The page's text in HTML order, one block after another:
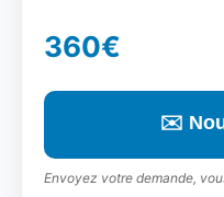
360€
✉️
Envoyez votre demande,